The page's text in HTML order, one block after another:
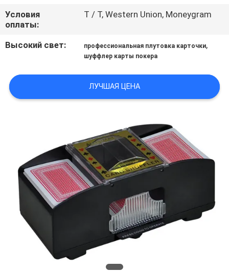
КОНТАКТНЫЕ
ДАННЫЕ
ОТПРАВИТЬ
ЗАПРОС
PRIVACY
POLICY
Условия
оплаты:
T / T, Western Union, Moneygram
Высокий свет: профессиональная плутовка карточки,
шуффлер карты покера
ЛУЧШАЯ ЦЕНА